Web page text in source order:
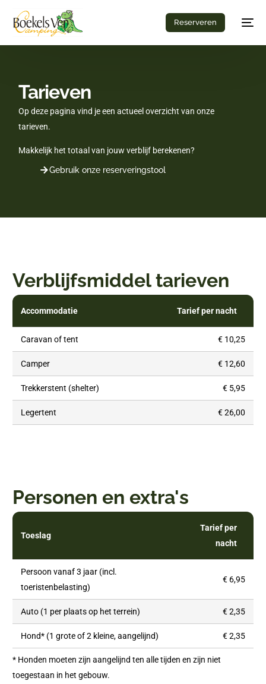
Reserveren
Tarieven
Op deze pagina vind je een actueel overzicht van onze
tarieven.
Makkelijk het totaal van jouw verblijf berekenen?
Gebruik onze reserveringstool
Verblijfsmiddel tarieven
Accommodatie Tarief per nacht
Caravan of tent € 10,25
Camper € 12,60
Trekkerstent (shelter) € 5,95
Legertent € 26,00
Personen en extra's
Toeslag
Tarief per
nacht
Persoon vanaf 3 jaar (incl.
toeristenbelasting)
€ 6,95
Auto (1 per plaats op het terrein) € 2,35
Hond* (1 grote of 2 kleine, aangelijnd) € 2,35
* Honden moeten zijn aangelijnd ten alle tijden en zijn niet
toegestaan in het gebouw.